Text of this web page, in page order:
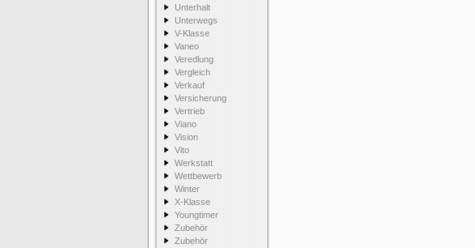
Unterhalt
Unterwegs
V-Klasse
Vaneo
Veredlung
Vergleich
Verkauf
Versicherung
Vertrieb
Viano
Vision
Vito
Werkstatt
Wettbewerb
Winter
X-Klasse
Youngtimer
Zubehör
Zubehör